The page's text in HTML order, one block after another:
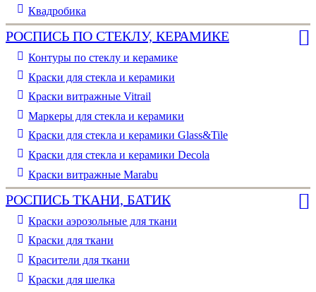
Квадробика
РОСПИСЬ ПО СТЕКЛУ, КЕРАМИКЕ
Контуры по стеклу и керамике
Краски для стекла и керамики
Краски витражные Vitrail
Маркеры для стекла и керамики
Краски для стекла и керамики Glass&Tile
Краски для стекла и керамики Decola
Краски витражные Marabu
РОСПИСЬ ТКАНИ, БАТИК
Краски аэрозольные для ткани
Краски для ткани
Красители для ткани
Краски для шелка